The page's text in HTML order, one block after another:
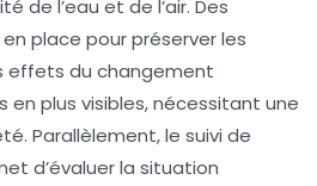
de l’eau et de l’air. Des
place pour préserver les
effets du changement
en plus visibles, nécessitant une
Parallèlement, le suivi de
d’évaluer la situation